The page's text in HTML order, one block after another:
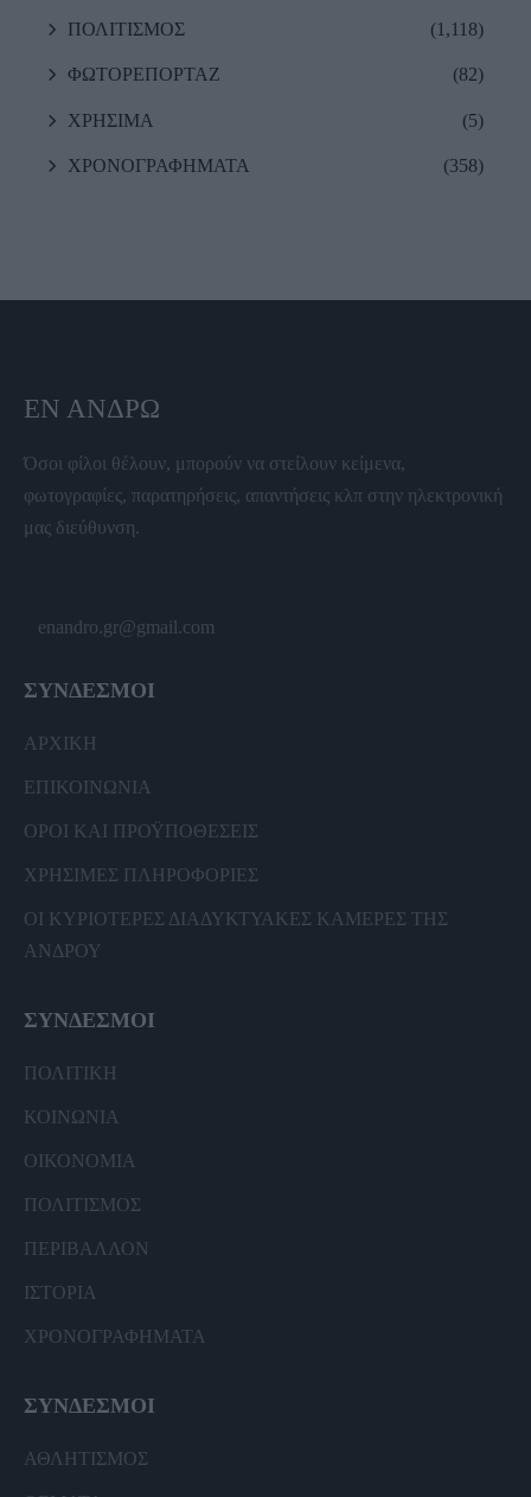
ΠΟΛΙΤΙΣΜΟΣ (1,118)
ΦΩΤΟΡΕΠΟΡΤΑΖ (82)
ΧΡΗΣΙΜΑ (5)
ΧΡΟΝΟΓΡΑΦΗΜΑΤΑ (358)
ΕΝ ΆΝΔΡΩ
Όσοι φίλοι θέλουν, μπορούν να στείλουν κείμενα,
φωτογραφίες, παρατηρήσεις, απαντήσεις κλπ στην ηλεκτρονική
μας διεύθυνση.
enandro.gr@gmail.com
ΣΥΝΔΕΣΜΟΙ
ΑΡΧΙΚΗ
ΕΠΙΚΟΙΝΩΝΙΑ
ΟΡΟΙ ΚΑΙ ΠΡΟΫΠΟΘΕΣΕΙΣ
ΧΡΗΣΙΜΕΣ ΠΛΗΡΟΦΟΡΙΕΣ
ΟΙ ΚΥΡΙΟΤΕΡΕΣ ΔΙΑΔΥΚΤΥΑΚΕΣ ΚΑΜΕΡΕΣ ΤΗΣ
ΑΝΔΡΟΥ
ΣΥΝΔΕΣΜΟΙ
ΠΟΛΙΤΙΚΗ
ΚΟΙΝΩΝΙΑ
ΟΙΚΟΝΟΜΙΑ
ΠΟΛΙΤΙΣΜΟΣ
ΠΕΡΙΒΑΛΛΟΝ
ΙΣΤΟΡΙΑ
ΧΡΟΝΟΓΡΑΦΗΜΑΤΑ
ΣΥΝΔΕΣΜΟΙ
ΑΘΛΗΤΙΣΜΟΣ